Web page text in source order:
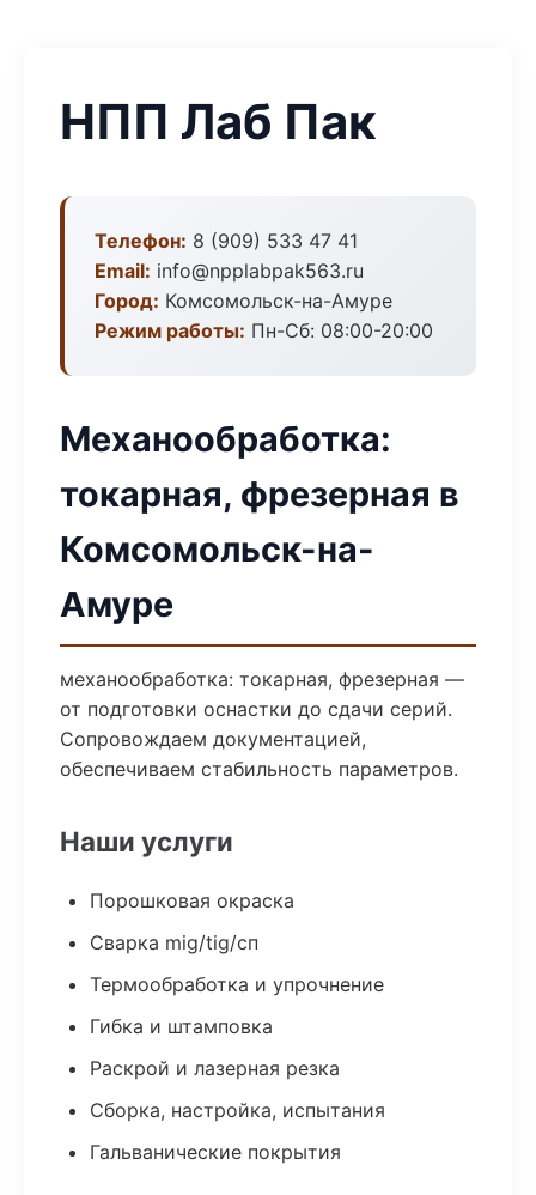
НПП Лаб Пак
Телефон: 8 (909) 533 47 41
Email: info@npplabpak563.ru
Город: Комсомольск-на-Амуре
Режим работы: Пн-Сб: 08:00-20:00
Механообработка:
токарная, фрезерная в
Комсомольск-на-
Амуре
механообработка: токарная, фрезерная —
от подготовки оснастки до сдачи серий.
Сопровождаем документацией,
обеспечиваем стабильность параметров.
Наши услуги
Порошковая окраска
Сварка mig/tig/сп
Термообработка и упрочнение
Гибка и штамповка
Раскрой и лазерная резка
Сборка, настройка, испытания
Гальванические покрытия